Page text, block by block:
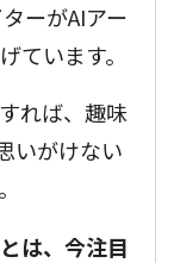
ーがAIアー
ています。
れば、趣味
いがけない
は、今注目